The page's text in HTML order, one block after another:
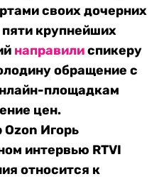
своих дочерних
крупнейших
направилиспикеру
обращение с
площадкам
цен.
Игорь
интервью RTVI
относится к